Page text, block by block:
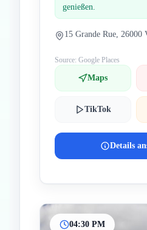
genießen.
15 Grande Rue, 26000
Source: Google Places
Maps
TikTok
Details
04:30 PM